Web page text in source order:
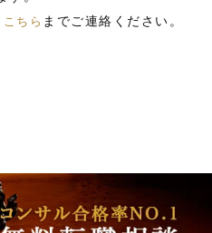
こちら までご連絡ください。